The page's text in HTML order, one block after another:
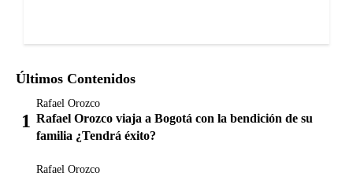
Últimos Contenidos
Rafael Orozco
Rafael Orozco viaja a Bogotá con la bendición de su
familia ¿Tendrá éxito?
Rafael Orozco